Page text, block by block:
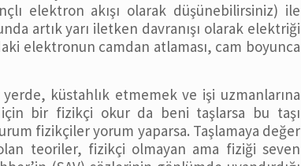
elektron akışı olarak düşünebilirsiniz) ile
artık yarı iletken davranışı olarak elektriği
elektronun camdan atlaması, cam boyunca
küstahlık etmemek ve işi uzmanlarına
bir fizikçi okur da beni taşlarsa bu taşı
fizikçiler yorum yaparsa. Taşlamaya değer
teoriler, fizikçi olmayan ama fiziği seven